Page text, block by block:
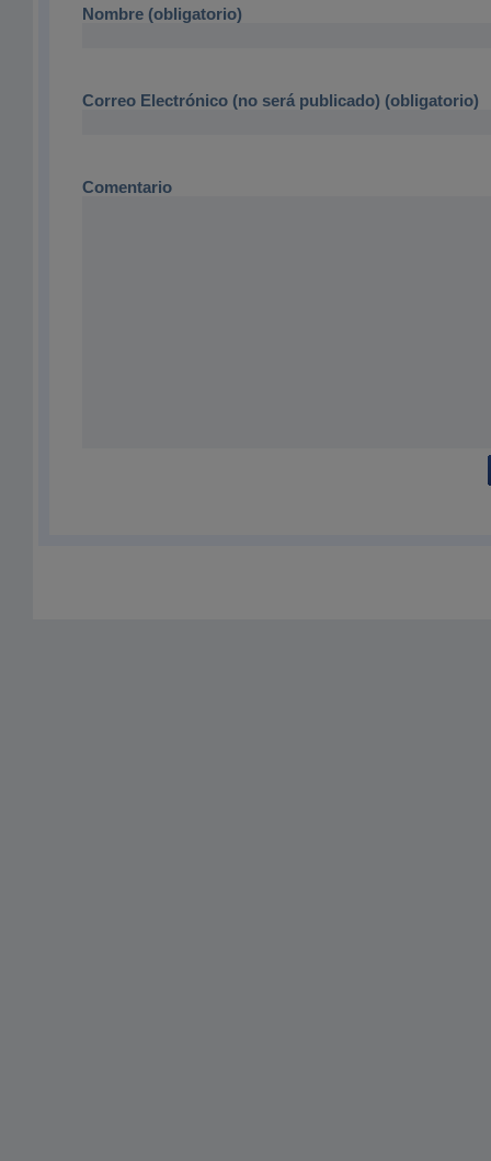
Nombre (obligatorio)
Correo Electrónico (no será publicado) (obligatorio)
Comentario